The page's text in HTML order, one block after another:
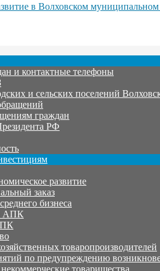
в Волховском
и контактные телефоны
и сельских поселений
граждан
РФ
развитие
заказ
бизнеса
АПК
товаропроизводителей
по предупреждению
товарищества